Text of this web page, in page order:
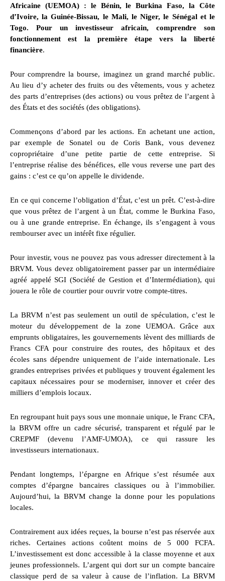
Africaine (UEMOA) : le Bénin, le Burkina Faso, la Côte
d’Ivoire, la Guinée-Bissau, le Mali, le Niger, le Sénégal et le
Togo. Pour un investisseur africain, comprendre son
fonctionnement est la première étape vers la liberté
financière.
Pour comprendre la bourse, imaginez un grand marché public.
Au lieu d’y acheter des fruits ou des vêtements, vous y achetez
des parts d’entreprises (des actions) ou vous prêtez de l’argent à
des États et des sociétés (des obligations).
Commençons d’abord par les actions. En achetant une action,
par exemple de Sonatel ou de Coris Bank, vous devenez
copropriétaire d’une petite partie de cette entreprise. Si
l’entreprise réalise des bénéfices, elle vous reverse une part des
gains : c’est ce qu’on appelle le dividende.
En ce qui concerne l’obligation d’État, c’est un prêt. C’est-à-dire
que vous prêtez de l’argent à un État, comme le Burkina Faso,
ou à une grande entreprise. En échange, ils s’engagent à vous
rembourser avec un intérêt fixe régulier.
Pour investir, vous ne pouvez pas vous adresser directement à la
BRVM. Vous devez obligatoirement passer par un intermédiaire
agréé appelé SGI (Société de Gestion et d’Intermédiation), qui
jouera le rôle de courtier pour ouvrir votre compte-titres.
La BRVM n’est pas seulement un outil de spéculation, c’est le
moteur du développement de la zone UEMOA. Grâce aux
emprunts obligataires, les gouvernements lèvent des milliards de
Francs CFA pour construire des routes, des hôpitaux et des
écoles sans dépendre uniquement de l’aide internationale. Les
grandes entreprises privées et publiques y trouvent également les
capitaux nécessaires pour se moderniser, innover et créer des
milliers d’emplois locaux.
En regroupant huit pays sous une monnaie unique, le Franc CFA,
la BRVM offre un cadre sécurisé, transparent et régulé par le
CREPMF (devenu l’AMF-UMOA), ce qui rassure les
investisseurs internationaux.
Pendant longtemps, l’épargne en Afrique s’est résumée aux
comptes d’épargne bancaires classiques ou à l’immobilier.
Aujourd’hui, la BRVM change la donne pour les populations
locales.
Contrairement aux idées reçues, la bourse n’est pas réservée aux
riches. Certaines actions coûtent moins de 5 000 FCFA.
L’investissement est donc accessible à la classe moyenne et aux
jeunes professionnels. L’argent qui dort sur un compte bancaire
classique perd de sa valeur à cause de l’inflation. La BRVM